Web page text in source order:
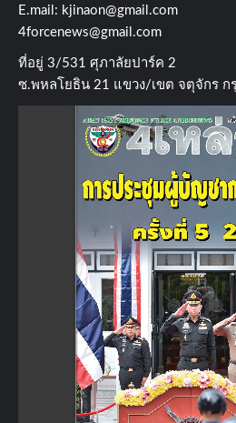
E.mail: kjinaon@gmail.com
4forcenews@gmail.com
ที่อยู่​ 3/531​ ศุภาลัยปาร์ค​ 2
ซ.พหลโยธิน​ 21​ แขวง/เขต​ จตุจักร​ ก